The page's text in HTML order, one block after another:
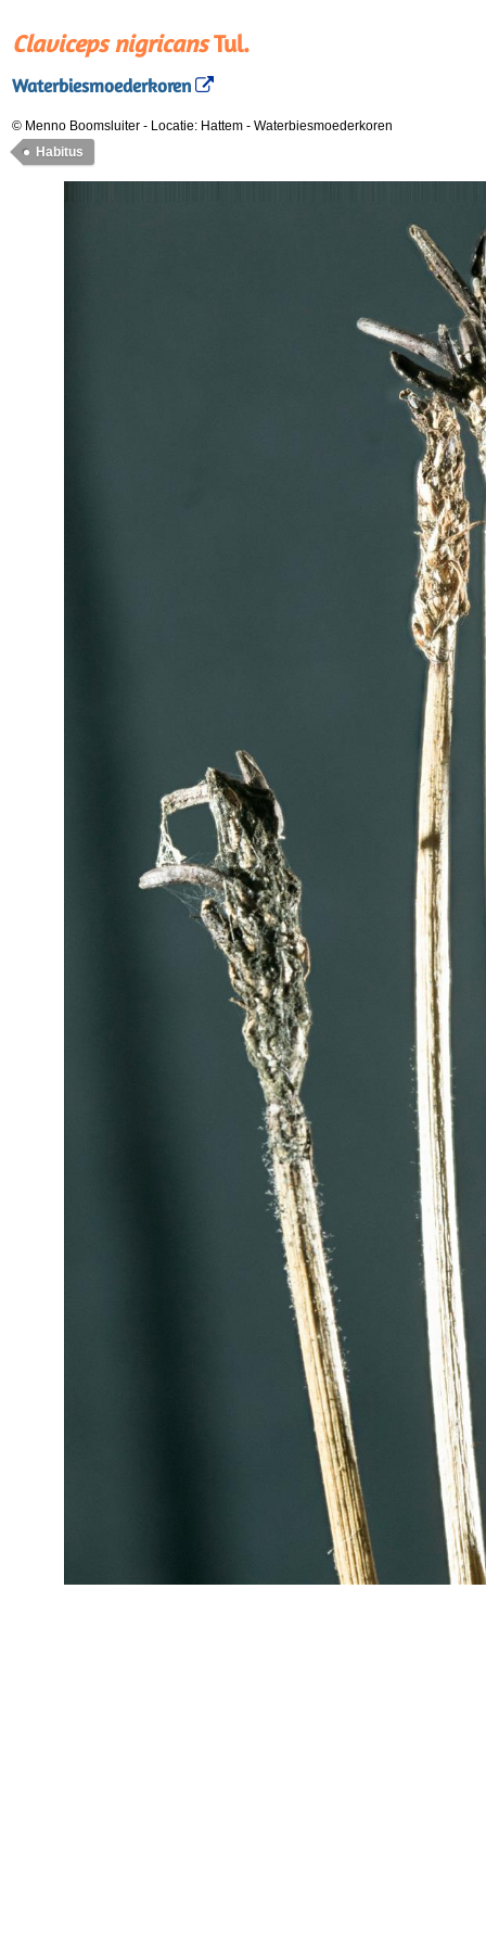
Claviceps nigricansTul.
Waterbiesmoederkoren
© Menno Boomsluiter - Locatie: Hattem - Waterbiesmoederkoren
Habitus